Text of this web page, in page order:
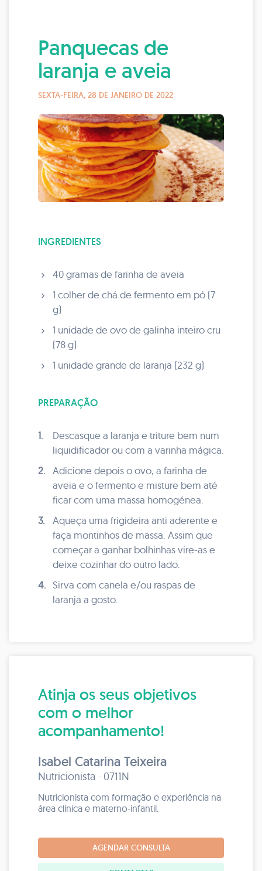
Panquecas de
laranja e aveia
SEXTA-FEIRA, 28 DE JANEIRO DE 2022
INGREDIENTES
40 gramas de farinha de aveia
1 colher de chá de fermento em pó (7
g)
1 unidade de ovo de galinha inteiro cru
(78 g)
1 unidade grande de laranja (232 g)
PREPARAÇÃO
1.
Descasque a laranja e triture bem num
liquidificador ou com a varinha mágica.
2.
Adicione depois o ovo, a farinha de
aveia e o fermento e misture bem até
ficar com uma massa homogénea.
3.
Aqueça uma frigideira anti aderente e
faça montinhos de massa. Assim que
começar a ganhar bolhinhas vire-as e
deixe cozinhar do outro lado.
4.
Sirva com canela e/ou raspas de
laranja a gosto.
Atinja os seus objetivos
com o melhor
acompanhamento!
Isabel Catarina Teixeira
Nutricionista · 0711N
Nutricionista com formação e experiência na
área clínica e materno-infantil.
AGENDAR CONSULTA